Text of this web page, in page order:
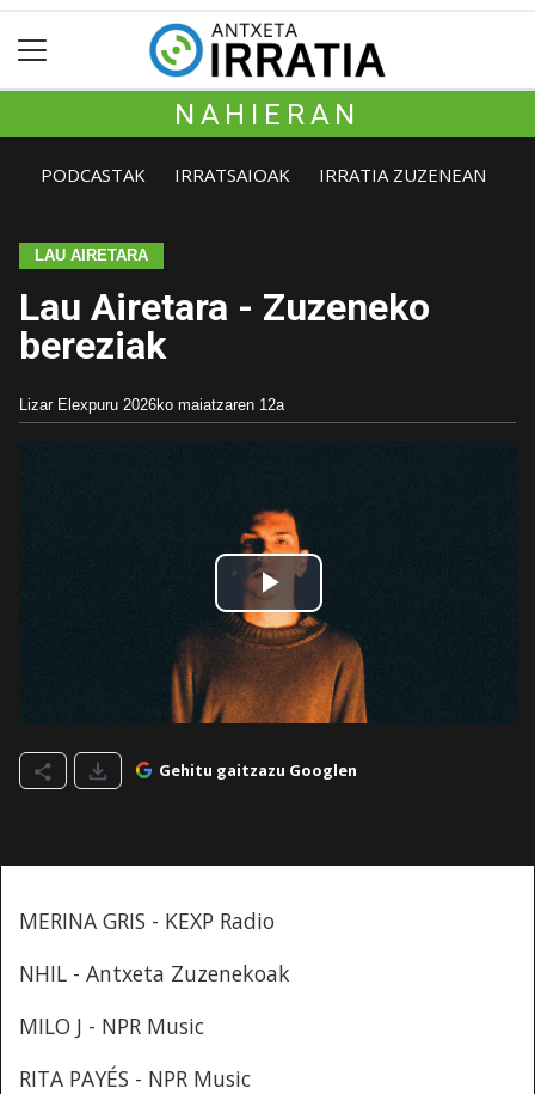
NAHIERAN
PODCASTAK IRRATSAIOAK IRRATIA ZUZENEAN
LAU AIRETARA
Lau Airetara - Zuzeneko
bereziak
Lizar Elexpuru 2026ko maiatzaren 12a
Gehitu gaitzazu Googlen
MERINA GRIS - KEXP Radio
NHIL - Antxeta Zuzenekoak
MILO J - NPR Music
RITA PAYÉS - NPR Music